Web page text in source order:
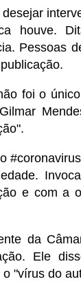
houve.
Pessoas
foi o
e com a
da
Ele
"vírus do